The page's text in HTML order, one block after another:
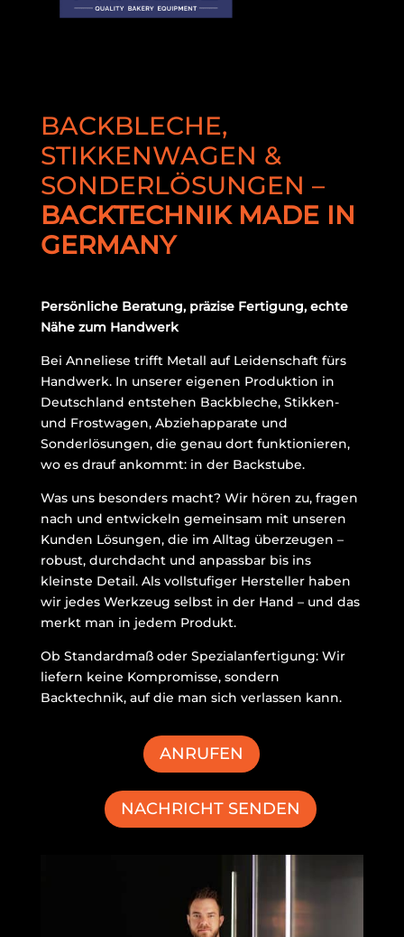
BACKBLECHE,
STIKKENWAGEN &
SONDERLÖSUNGEN –
BACKTECHNIK MADE IN
GERMANY
Persönliche Beratung, präzise Fertigung, echte
Nähe zum Handwerk
Bei Anneliese trifft Metall auf Leidenschaft fürs
Handwerk. In unserer eigenen Produktion in
Deutschland entstehen Backbleche, Stikken-
und Frostwagen, Abziehapparate und
Sonderlösungen, die genau dort funktionieren,
wo es drauf ankommt: in der Backstube.
Was uns besonders macht? Wir hören zu, fragen
nach und entwickeln gemeinsam mit unseren
Kunden Lösungen, die im Alltag überzeugen –
robust, durchdacht und anpassbar bis ins
kleinste Detail. Als vollstufiger Hersteller haben
wir jedes Werkzeug selbst in der Hand – und das
merkt man in jedem Produkt.
Ob Standardmaß oder Spezialanfertigung: Wir
liefern keine Kompromisse, sondern
Backtechnik, auf die man sich verlassen kann.
ANRUFEN
NACHRICHT SENDEN